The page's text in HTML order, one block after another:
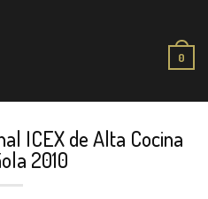
0
ICEX de Alta Cocina
2010